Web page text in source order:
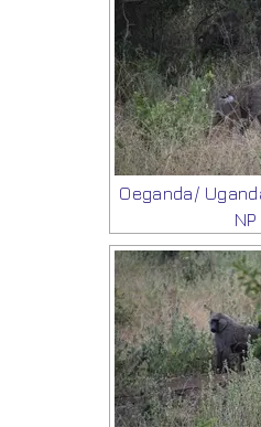
Oeganda/
NP